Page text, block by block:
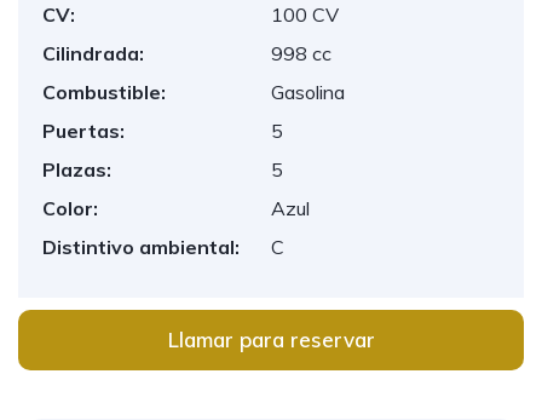
CV:
100 CV
Cilindrada:
998 cc
Combustible:
Gasolina
Puertas:
5
Plazas:
5
Color:
Azul
Distintivo ambiental:
C
Llamar para reservar